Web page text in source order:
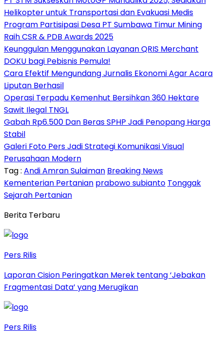
Helikopter untuk Transportasi dan Evakuasi Medis
Program Partisipasi Desa PT Sumbawa Timur Mining
Raih CSR & PDB Awards 2025
Keunggulan Menggunakan Layanan QRIS Merchant
DOKU bagi Pebisnis Pemula!
Cara Efektif Mengundang Jurnalis Ekonomi Agar Acara
Liputan Berhasil
Operasi Terpadu Kemenhut Bersihkan 360 Hektare
Sawit Ilegal TNGL
Gabah Rp6.500 Dan Beras SPHP Jadi Penopang Harga
Stabil
Galeri Foto Pers Jadi Strategi Komunikasi Visual
Perusahaan Modern
Tag : Andi Amran Sulaiman Breaking News
Kementerian Pertanian prabowo subianto Tonggak
Sejarah Pertanian
Berita Terbaru
Pers Rilis
Laporan Cision Peringatkan Merek tentang ‘Jebakan
Fragmentasi Data’ yang Merugikan
Pers Rilis